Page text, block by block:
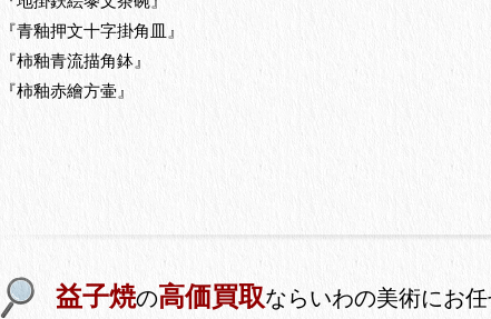
『青釉押文十字掛角皿』
『柿釉青流描角鉢』
『柿釉赤繪方壷』
益子焼の高価買取ならいわの美術にお任